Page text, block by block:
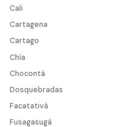
Cali
Cartagena
Cartago
Chía
Chocontá
Dosquebradas
Facatativá
Fusagasugá